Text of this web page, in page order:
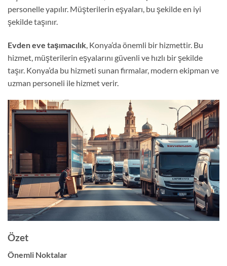
personelle yapılır. Müşterilerin eşyaları, bu şekilde en iyi
şekilde taşınır.
Evden eve taşımacılık, Konya’da önemli bir hizmettir. Bu
hizmet, müşterilerin eşyalarını güvenli ve hızlı bir şekilde
taşır. Konya’da bu hizmeti sunan firmalar, modern ekipman ve
uzman personeli ile hizmet verir.
Özet
Önemli Noktalar